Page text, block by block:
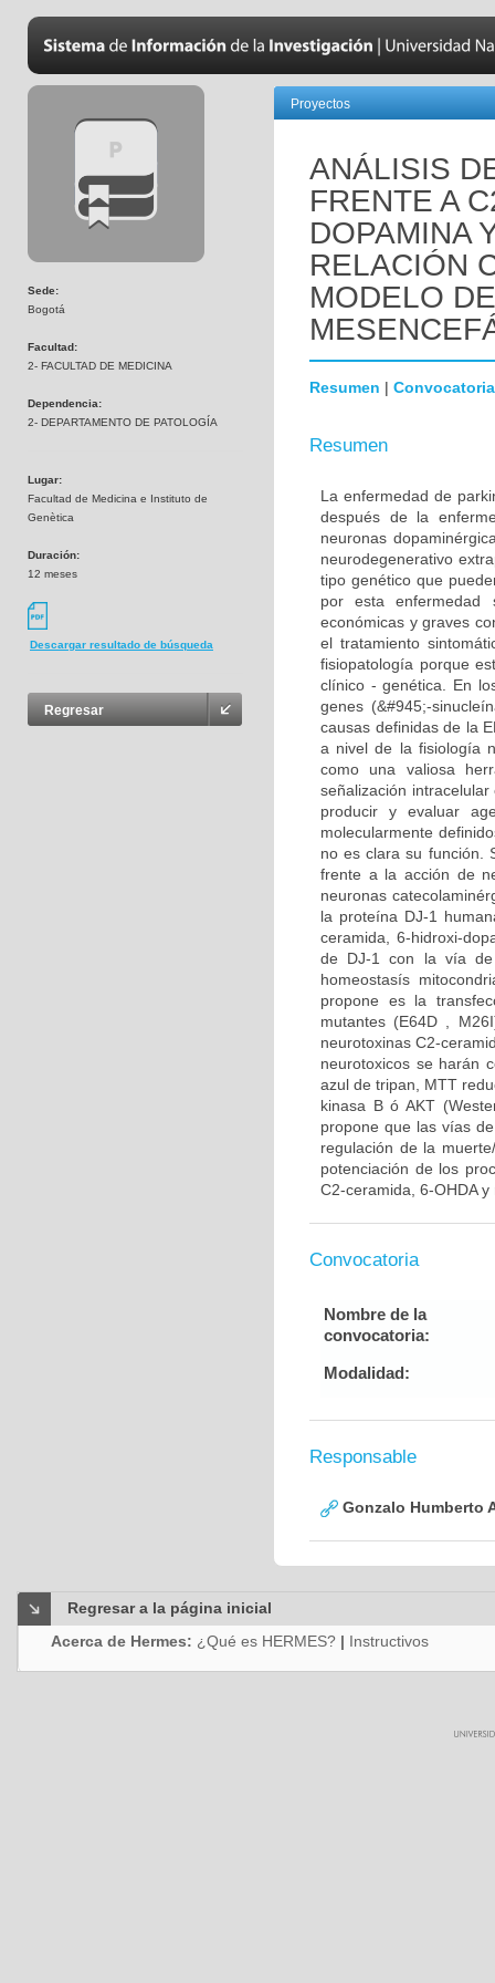
Sede:
Bogotá
Facultad:
2- FACULTAD DE MEDICINA
Dependencia:
2- DEPARTAMENTO DE PATOLOGÍA
Lugar:
Facultad de Medicina e Instituto de
Genètica
Duración:
12 meses
Descargar resultado de búsqueda
Regresar
Proyectos
ANÁLISIS
FRENTE A
DOPAMINA
RELACIÓN
MODELO
Resumen | Convocatoria
Resumen
La enfermedad de
después de la
neuronas
neurodegenerativo
tipo genético que
por esta enfermedad
económicas y graves
el tratamiento
fisiopatología porque
clínico - genética. En
genes (&#945;-
causas definidas de la
a nivel de la fisiología
como una valiosa
señalización
producir y evaluar
molecularmente
no es clara su función.
frente a la acción de
neuronas
la proteína DJ-1
ceramida, 6-hidroxi-
de DJ-1 con la vía de
homeostasís
propone es la
mutantes (E64D ,
neurotoxinas C2-
neurotoxicos se harán
azul de tripan, MTT
kinasa B ó AKT
propone que las vías
regulación de la
potenciación de los
C2-ceramida, 6-OHDA
Convocatoria
Nombre de la
convocatoria:
Modalidad:
Responsable
Gonzalo Humberto
Regresar a la página inicial
Acerca de Hermes: ¿Qué es HERMES? | Instructivos